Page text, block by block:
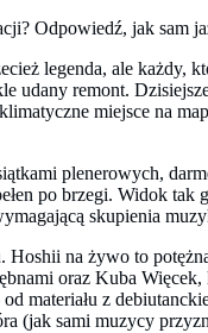
Odpowiedź, jak sam
legenda, ale każdy,
udany remont.
miejsce na
plenerowych,
po brzegi. Widok tak
skupienia
na żywo to
oraz Kuba
materiału z
(jak sami muzycy